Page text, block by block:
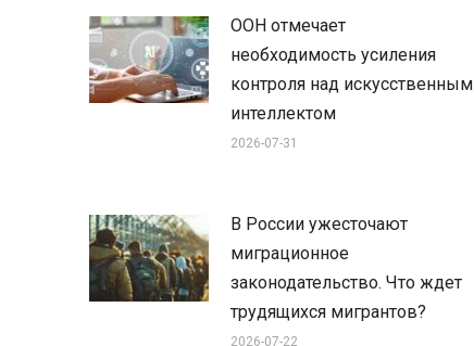
ООН отмечает
необходимость усиления
контроля над искусственным
интеллектом
2026-07-31
В России ужесточают
миграционное
законодательство. Что ждет
трудящихся мигрантов?
2026-07-22